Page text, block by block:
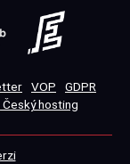
VOP
GDPR
hosting